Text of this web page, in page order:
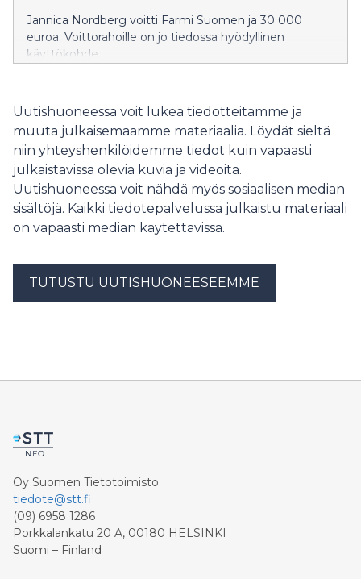
Jannica Nordberg voitti Farmi Suomen ja 30 000
euroa. Voittorahoille on jo tiedossa hyödyllinen
käyttökohde.
Uutishuoneessa voit lukea tiedotteitamme ja
muuta julkaisemaamme materiaalia. Löydät sieltä
niin yhteyshenkilöidemme tiedot kuin vapaasti
julkaistavissa olevia kuvia ja videoita.
Uutishuoneessa voit nähdä myös sosiaalisen median
sisältöjä. Kaikki tiedotepalvelussa julkaistu materiaali
on vapaasti median käytettävissä.
TUTUSTU UUTISHUONEESEEMME
Oy Suomen Tietotoimisto
tiedote@stt.fi
(09) 6958 1286
Porkkalankatu 20 A, 00180 HELSINKI
Suomi – Finland